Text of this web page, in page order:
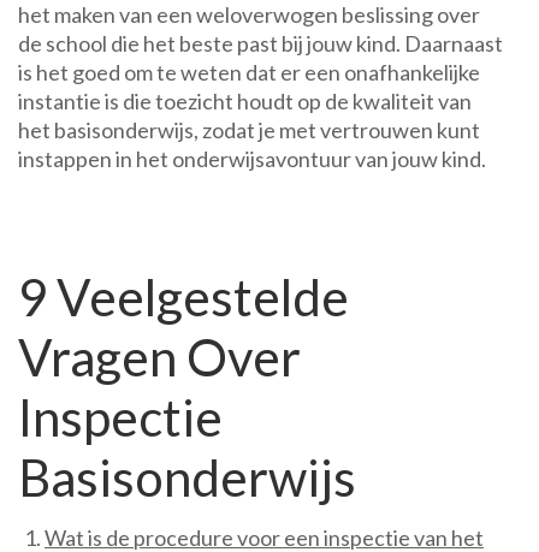
het maken van een weloverwogen beslissing over
de school die het beste past bij jouw kind. Daarnaast
is het goed om te weten dat er een onafhankelijke
instantie is die toezicht houdt op de kwaliteit van
het basisonderwijs, zodat je met vertrouwen kunt
instappen in het onderwijsavontuur van jouw kind.
9 Veelgestelde
Vragen Over
Inspectie
Basisonderwijs
Wat is de procedure voor een inspectie van het